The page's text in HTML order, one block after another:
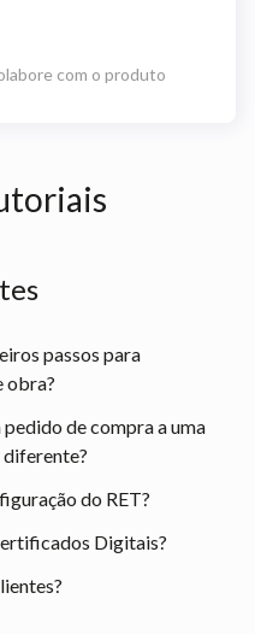
com o produto
passos para
obra?
de compra a uma
do RET?
Digitais?